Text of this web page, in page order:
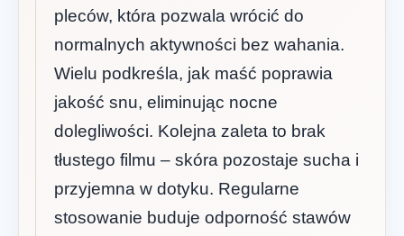
pleców, która pozwala wrócić do
normalnych aktywności bez wahania.
Wielu podkreśla, jak maść poprawia
jakość snu, eliminując nocne
dolegliwości. Kolejna zaleta to brak
tłustego filmu – skóra pozostaje sucha i
przyjemna w dotyku. Regularne
stosowanie buduje odporność stawów